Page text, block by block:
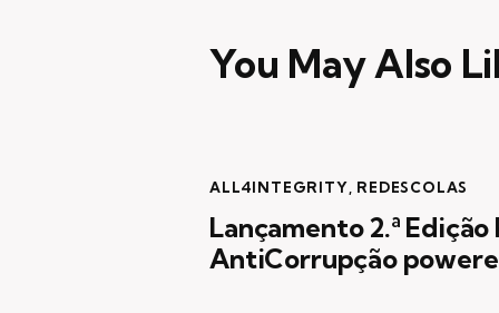
You May Also
ALL4INTEGRITY REDESCOLAS
Lançamento 2.ª Edição
AntiCorrupção